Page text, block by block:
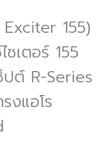
Exciter 155)
ซเตอร์ 155
ปต์ R-Series
งแอโร